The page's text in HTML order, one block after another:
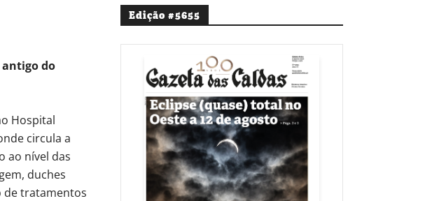
do
Hospital
circula a
ao nível das
duches
de tratamentos
Edição #5655